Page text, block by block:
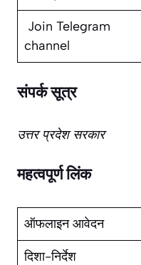
Join Telegram
channel
संपर्क सूत्र
उत्तर प्रदेश सरकार
महत्वपूर्ण लिंक
ऑफलाइन आवेदन
दिशा-निर्देश